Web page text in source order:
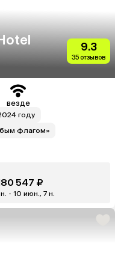
9.3
35 отзывов
везде
году
флагом»
547 ₽
- 10 июн., 7 н.